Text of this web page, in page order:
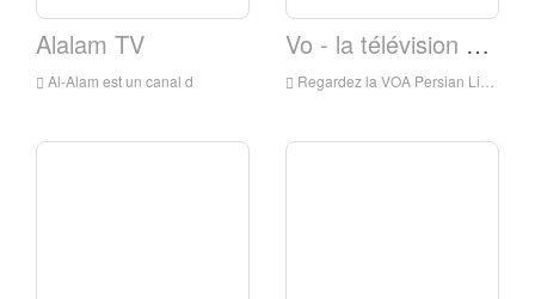
Alalam TV
Al-Alam est un canal d
Vo - la télévision persane
Regardez la VOA Persian Live Streaming en ligne, VOA Persian Live Streaming, VOA Persian est une chaîne de télévision en Iran